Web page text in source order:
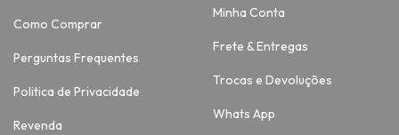
Como Comprar
Perguntas Frequentes
Politica de Privacidade
Revenda
Minha Conta
Frete & Entregas
Trocas e Devoluções
Whats App